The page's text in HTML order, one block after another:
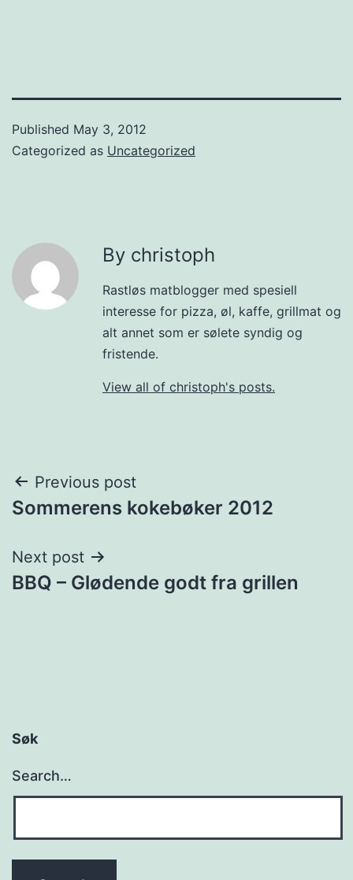
Published May 3, 2012
Categorized as Uncategorized
By christoph
Rastløs matblogger med spesiell
interesse for pizza, øl, kaffe, grillmat og
alt annet som er sølete syndig og
fristende.
View all of christoph's posts.
Post
navigation
Previous post
Sommerens kokebøker 2012
Next post
BBQ – Glødende godt fra grillen
Søk
Search…